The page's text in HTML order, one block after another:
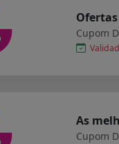
Cupom
As
Cupom